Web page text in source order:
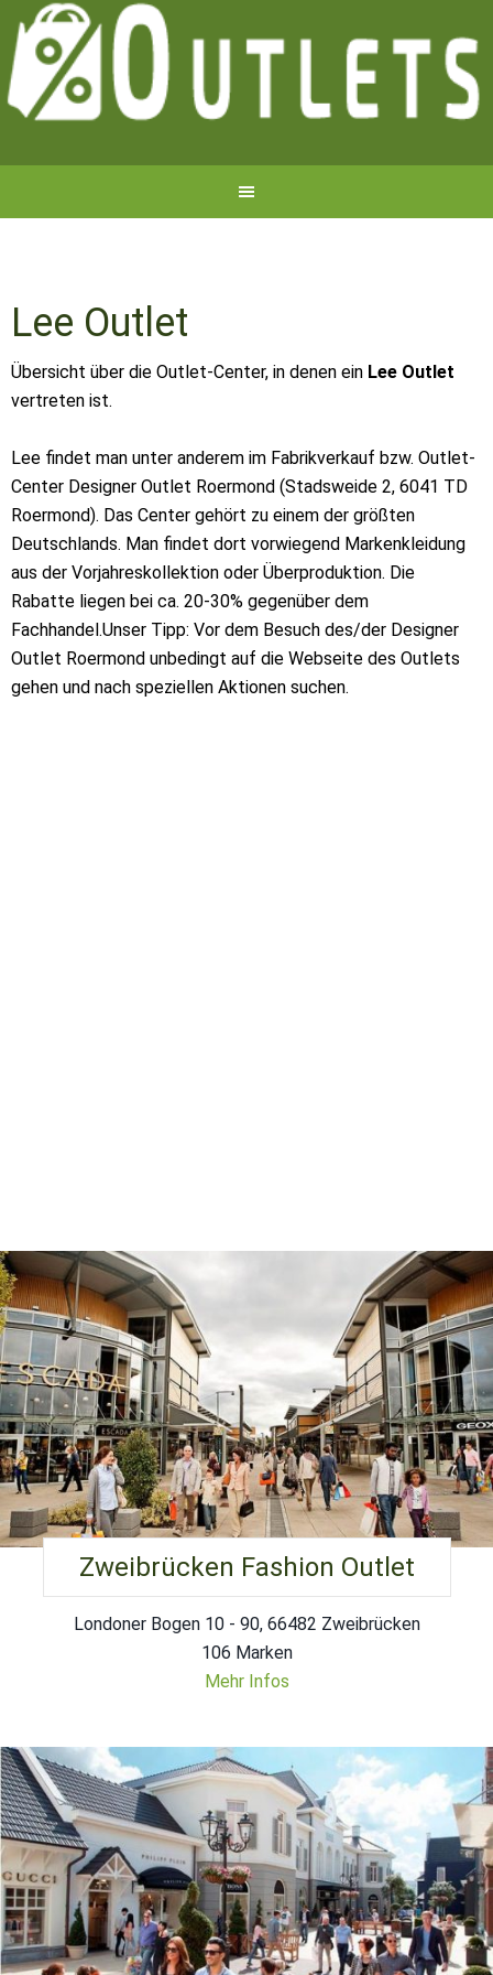
Lee Outlet
Übersicht über die Outlet-Center, in denen ein Lee Outlet
vertreten ist.
Lee findet man unter anderem im Fabrikverkauf bzw. Outlet-
Center Designer Outlet Roermond (Stadsweide 2, 6041 TD
Roermond). Das Center gehört zu einem der größten
Deutschlands. Man findet dort vorwiegend Markenkleidung
aus der Vorjahreskollektion oder Überproduktion. Die
Rabatte liegen bei ca. 20-30% gegenüber dem
Fachhandel.Unser Tipp: Vor dem Besuch des/der Designer
Outlet Roermond unbedingt auf die Webseite des Outlets
gehen und nach speziellen Aktionen suchen.
Zweibrücken Fashion Outlet
Londoner Bogen 10 - 90, 66482 Zweibrücken
106 Marken
Mehr Infos